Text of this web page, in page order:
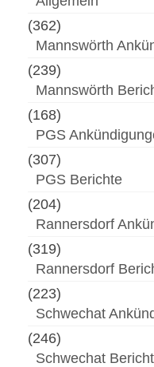
(362)
Mannswörth
(239)
Mannswörth
(168)
PGS
(307)
PGS Berichte
(204)
Rannersdorf
(319)
Rannersdorf
(223)
Schwechat
(246)
Schwechat